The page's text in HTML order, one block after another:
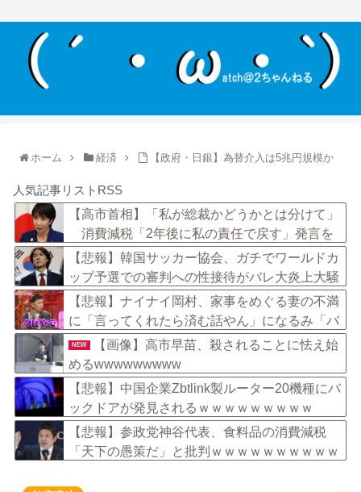
ホーム 経済 【政府・日銀】為替介入は5兆円規模か
人気記事リストRSS
【高市首相】「私が総裁かどうかとは分けて」
消費減税「2年後に私の責任で戻す」発言を
説明
【悲報】韓国サッカー協会、ガチでワールドカ
ップ予選での審判への性接待がバレ大炎上大騒
ぎにｗｗｗｗｗｗｗｗ
【悲報】ナイナイ岡村、家事をめぐる妻の不満
に「言ってくれたら済む話やん」になるみ「バ
イトやったらクビやで」説教受け黙り込む
NEW
【画像】高市早苗、殺されることに怯え始
めるwwwwwwwww
【悲報】中国企業Zbtlink製ルーター20機種にバ
ックドアが発見されるｗｗｗｗｗｗｗｗｗ
【悲報】参政党神谷代表、食料品の消費減税
「天下の愚策だ」と批判ｗｗｗｗｗｗｗｗｗｗ